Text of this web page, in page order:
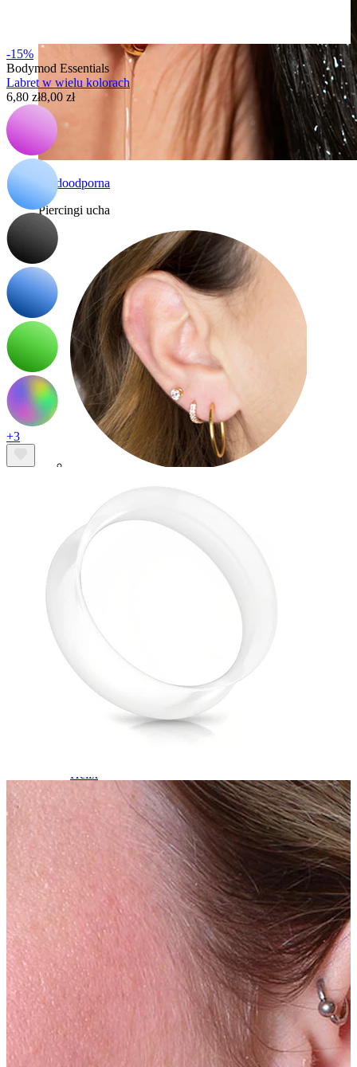
Wodoodporna
Piercingi ucha
Helix
Tragus
-15%
Bodymod Essentials
Labret w wielu kolorach
6,80 zł8,00 zł
+3